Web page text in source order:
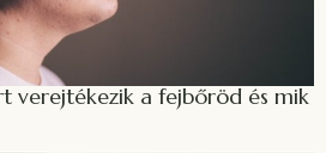
verejtékezik a fejbőröd és mik